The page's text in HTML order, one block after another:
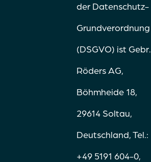
der Datenschutz-
Grundverordnung
(DSGVO) ist Gebr.
Röders AG,
Böhmheide 18,
29614 Soltau,
Deutschland, Tel.:
+49 5191 604-0,